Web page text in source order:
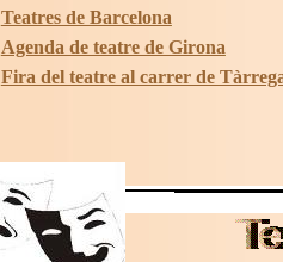
Teatres de Barcelona
Agenda de teatre de Girona
Fira del teatre al carrer de